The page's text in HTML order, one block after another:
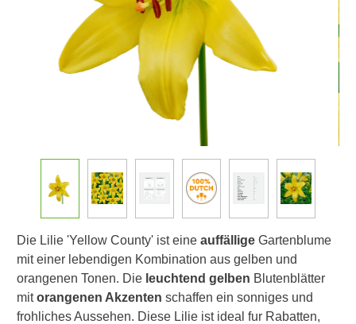
Die Lilie 'Yellow County' ist eine auffällige Gartenblume
mit einer lebendigen Kombination aus gelben und
orangenen Tonen. Die leuchtend gelben Blutenblätter
mitorangenen Akzenten schaffen ein sonniges und
frohliches Aussehen. Diese Lilie ist ideal fur Rabatten,